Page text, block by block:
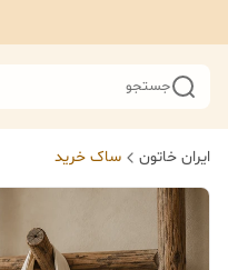
جستجو
ایران خاتون ساک خرید